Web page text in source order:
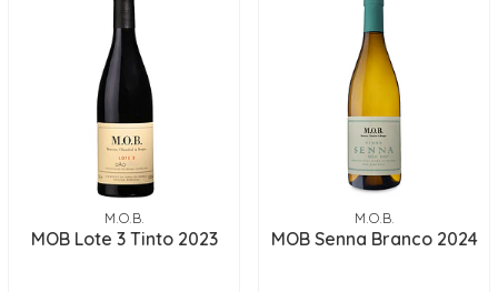
M.O.B.
MOB Lote 3 Tinto 2023
M.O.B.
MOB Senna Branco 2024